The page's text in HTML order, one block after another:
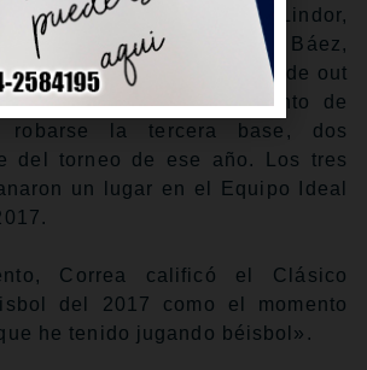
cuadro interior de Lindor,
se robó el espectáculo; Báez,
con un espléndido toque de out
base y un movimiento de
robarse la tercera base, dos
del torneo de ese año. Los tres
un lugar en el Equipo Ideal
Correa calificó el Clásico
del 2017 como el momento
he tenido jugando béisbol».